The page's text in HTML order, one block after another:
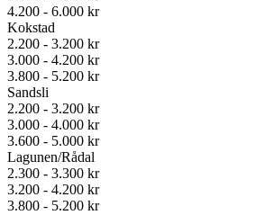
4.200 - 6.000 kr
Kokstad
2.200 - 3.200 kr
3.000 - 4.200 kr
3.800 - 5.200 kr
Sandsli
2.200 - 3.200 kr
3.000 - 4.000 kr
3.600 - 5.000 kr
Lagunen/Rådal
2.300 - 3.300 kr
3.200 - 4.200 kr
3.800 - 5.200 kr